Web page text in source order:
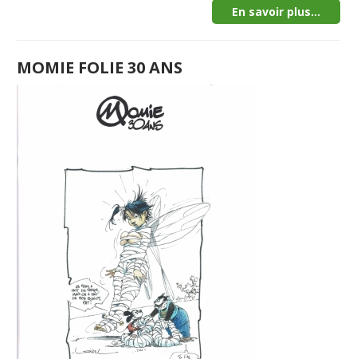
En savoir plus...
MOMIE FOLIE 30 ANS